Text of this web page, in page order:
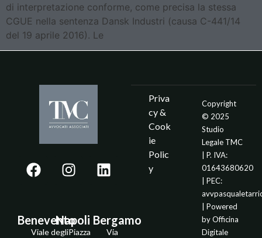
di interpretazione conforme, come precisa la stessa
CGUE nella sentenza Dansk Industri (causa C-441/14
del 19 aprile 2016). Le
Benevento
Viale degli
Napoli
Piazza
Bergamo
Via
Priva
cy &
Cook
ie
Polic
y
Copyright
© 2025
Studio
Legale TMC
| P. IVA:
01643680620
| PEC:
| Powered
byOfficina
Digitale